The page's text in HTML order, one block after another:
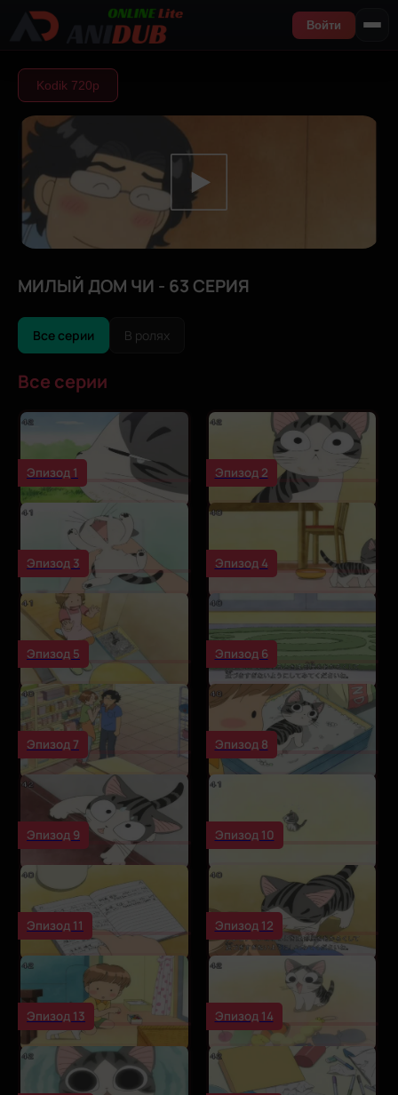
Войти
Kodik 720р
МИЛЫЙ ДОМ ЧИ - 63 СЕРИЯ
Все серии В ролях
Все серии
Эпизод 1 Эпизод 2
Эпизод 3 Эпизод 4
Эпизод 5 Эпизод 6
Эпизод 7 Эпизод 8
Эпизод 9 Эпизод 10
Эпизод 11 Эпизод 12
Эпизод 13 Эпизод 14